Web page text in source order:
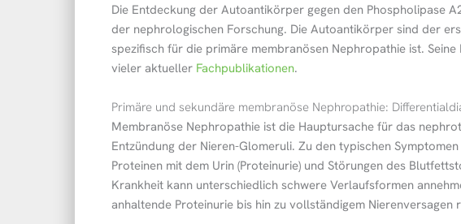
Die Entdeckung der Autoantikörper gegen den Phospholipase
der nephrologischen Forschung. Die Autoantikörper sind der
spezifisch für die primäre membranösen Nephropathie ist.
vieler aktueller Fachpublikationen.
Primäre und sekundäre membranöse Nephropathie:
Membranöse Nephropathie ist die Hauptursache für das
Entzündung der Nieren-Glomeruli. Zu den typischen
Proteinen mit dem Urin (Proteinurie) und Störungen des
Krankheit kann unterschiedlich schwere Verlaufsformen
anhaltende Proteinurie bis hin zu vollständigem Nierenversagen